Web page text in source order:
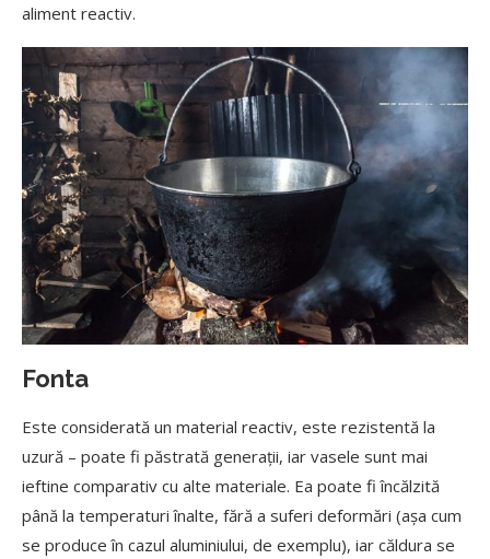
aliment reactiv.
Fonta
Este considerată un material reactiv, este rezistentă la
uzură – poate fi păstrată generații, iar vasele sunt mai
ieftine comparativ cu alte materiale. Ea poate fi încălzită
până la temperaturi înalte, fără a suferi deformări (așa cum
se produce în cazul aluminiului, de exemplu), iar căldura se